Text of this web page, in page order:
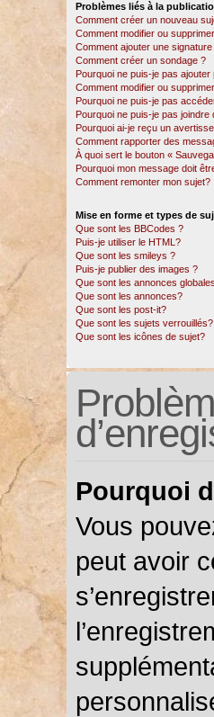
Problèmes liés à la
Comment créer un nouveau
Comment modifier ou
Comment ajouter une
Comment créer un sondage ?
Pourquoi ne puis-je pas ajouter
Comment modifier ou
Pourquoi ne puis-je pas
Pourquoi ne puis-je pas
Pourquoi ai-je reçu un
Comment rapporter des
À quoi sert le bouton «
Pourquoi mon message doit
Comment remonter mon sujet?
Mise en forme et types de
Que sont les BBCodes ?
Puis-je utiliser le HTML?
Que sont les smileys ?
Puis-je publier des images ?
Que sont les annonces
Que sont les annonces?
Que sont les post-it?
Que sont les sujets verrouillés?
Que sont les icônes de sujet?
Pourquoi
Vous
peut avoir